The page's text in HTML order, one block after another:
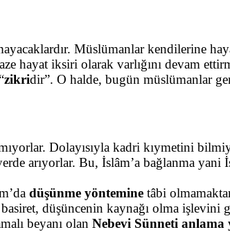
Müslümanlar kendilerine
hayat iksiri olarak varlığını devam
zikridir”. O halde, bugün müslümanlar
Dolayısıyla kadri kıymetini
arıyorlar. Bu, İslâm’a bağlanma
düşünme yöntemine tâbi
düşüncenin kaynağı olma işlevini
beyanı olan Nebevi Sünneti anlama